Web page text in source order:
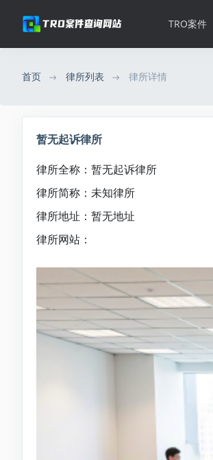
TRO案件
首页 律所列表 律所详情
暂无起诉律所
律所全称：暂无起诉律所
律所简称：未知律所
律所地址：暂无地址
律所网站：